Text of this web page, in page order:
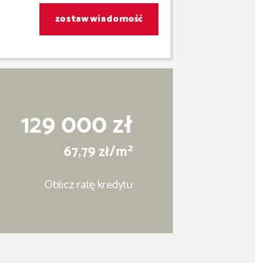
zostaw wiadomość
129 000 zł
67,79 zł/m2
Oblicz ratę kredytu